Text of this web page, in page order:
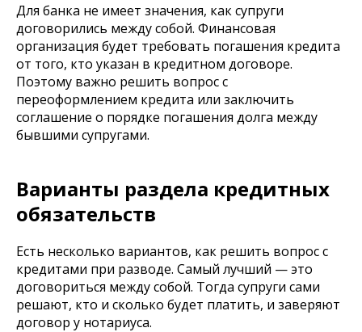
Для банка не имеет значения, как супруги
договорились между собой. Финансовая
организация будет требовать погашения кредита
от того, кто указан в кредитном договоре.
Поэтому важно решить вопрос с
переоформлением кредита или заключить
соглашение о порядке погашения долга между
бывшими супругами.
Варианты раздела кредитных
обязательств
Есть несколько вариантов, как решить вопрос с
кредитами при разводе. Самый лучший — это
договориться между собой. Тогда супруги сами
решают, кто и сколько будет платить, и заверяют
договор у нотариуса.